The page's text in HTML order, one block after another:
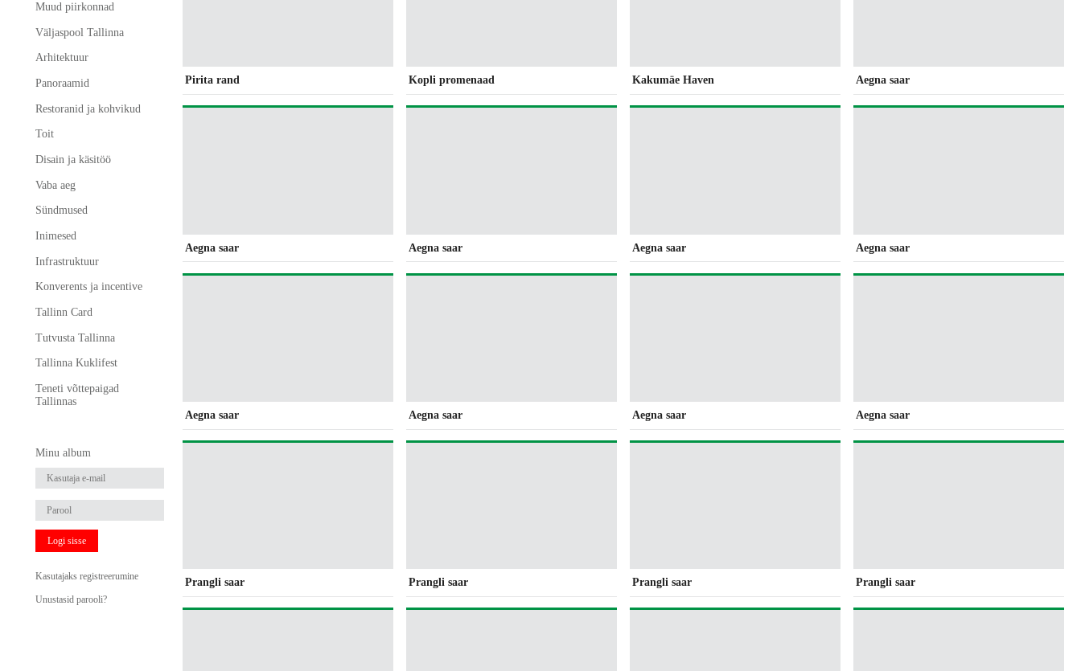
Muud piirkonnad
Väljaspool Tallinna
Arhitektuur
Panoraamid
Restoranid ja kohvikud
Toit
Disain ja käsitöö
Vaba aeg
Sündmused
Inimesed
Infrastruktuur
Konverents ja incentive
Tallinn Card
Tutvusta Tallinna
Tallinna Kuklifest
Teneti võttepaigad
Tallinnas
Minu album
Logi sisse
Kasutajaks registreerumine
Unustasid parooli?
Pirita rand Kopli promenaad Kakumäe Haven Aegna saar
Aegna saar Aegna saar Aegna saar Aegna saar
Aegna saar Aegna saar Aegna saar Aegna saar
Prangli saar Prangli saar Prangli saar Prangli saar